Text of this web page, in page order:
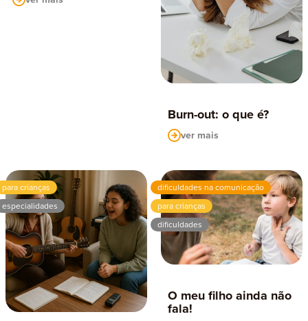
Burn-out: o que é?
ver mais
para crianças
especialidades
dificuldades na comunicação
para crianças
dificuldades
O meu filho ainda não
fala!